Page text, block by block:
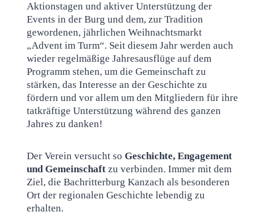
Aktionstagen und aktiver Unterstützung der
Events in der Burg und dem, zur Tradition
gewordenen, jährlichen Weihnachtsmarkt
„Advent im Turm“. Seit diesem Jahr werden auch
wieder regelmäßige Jahresausflüge auf dem
Programm stehen, um die Gemeinschaft zu
stärken, das Interesse an der Geschichte zu
fördern und vor allem um den Mitgliedern für ihre
tatkräftige Unterstützung während des ganzen
Jahres zu danken!
Der Verein versucht so Geschichte, Engagement
und Gemeinschaft zu verbinden. Immer mit dem
Ziel, die Bachritterburg Kanzach als besonderen
Ort der regionalen Geschichte lebendig zu
erhalten.